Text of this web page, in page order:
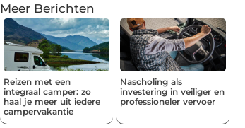
Meer Berichten
Reizen met een
integraal camper: zo
haal je meer uit iedere
campervakantie
Nascholing als
investering in veiliger en
professioneler vervoer